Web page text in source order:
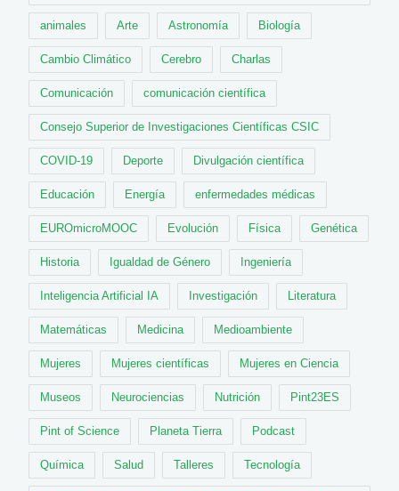
animales Arte Astronomía Biología
Cambio Climático Cerebro Charlas
Comunicación comunicación científica
Consejo Superior de Investigaciones Científicas CSIC
COVID-19 Deporte Divulgación científica
Educación Energía enfermedades médicas
EUROmicroMOOC Evolución Física Genética
Historia Igualdad de Género Ingeniería
Inteligencia Artificial IA Investigación Literatura
Matemáticas Medicina Medioambiente
Mujeres Mujeres científicas Mujeres en Ciencia
Museos Neurociencias Nutrición Pint23ES
Pint of Science Planeta Tierra Podcast
Química Salud Talleres Tecnología